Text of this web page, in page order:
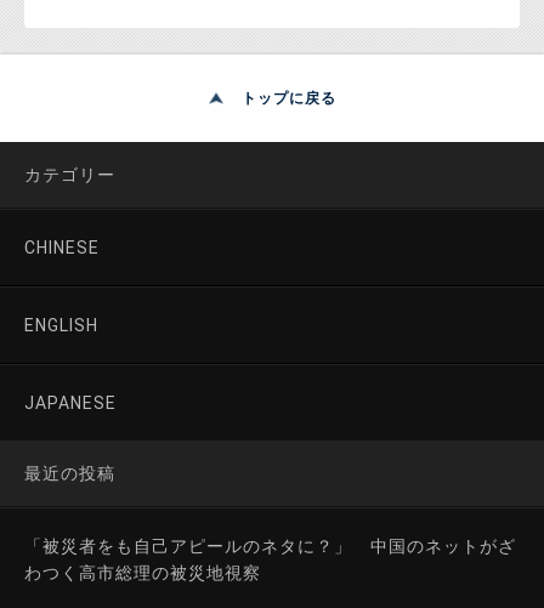
トップに戻る
カテゴリー
CHINESE
ENGLISH
JAPANESE
最近の投稿
「被災者をも自己アピールのネタに？」 中国のネットがざ
わつく高市総理の被災地視察